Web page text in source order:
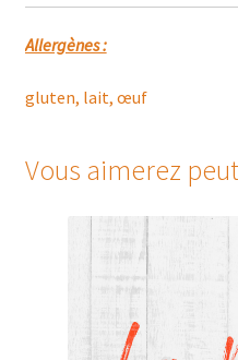
Allergènes :
gluten, lait, œuf
Vous aimerez